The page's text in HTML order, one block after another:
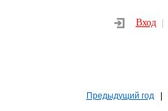
Вход
Предыдущий год|